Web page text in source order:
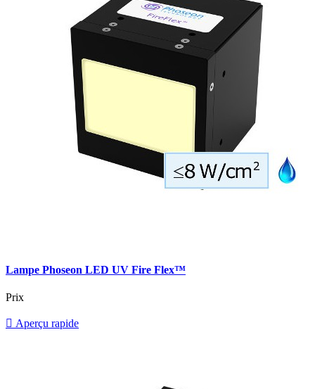
Lampe Phoseon LED UV Fire Flex™
Prix
 Aperçu rapide